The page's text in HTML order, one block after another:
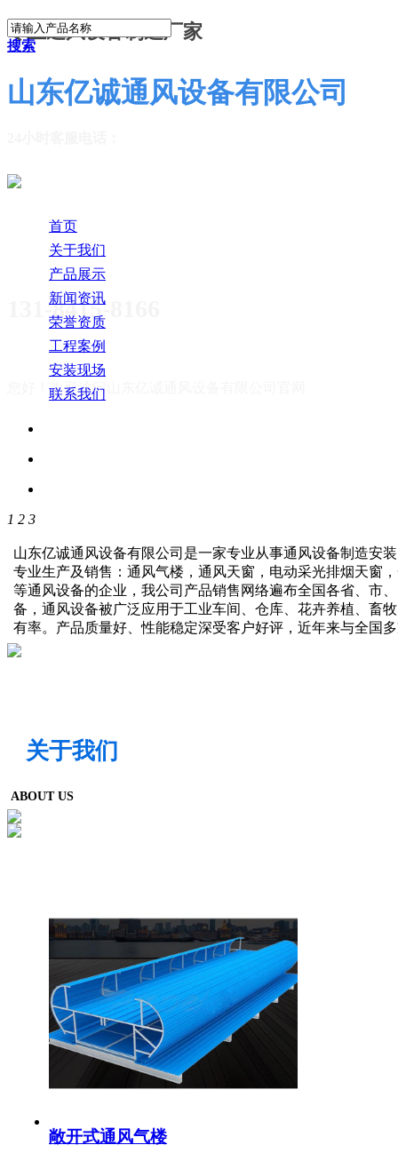
专业通风设备制造厂家
山东亿诚通风设备有限公司
131-8415-8166
您好！欢迎访问
搜索
首页
关于我们
产品展示
新闻资讯
荣誉资质
工程案例
安装现场
联系我们
1 2 3
山东亿诚通风设备有限公司是一家专业从事通风设备制造安
专业生产及销售：通风气楼，通风天窗，电动采光排烟天窗
等通风设备的企业，我公司产品销售网络遍布全国各省、市
备，通风设备被广泛应用于工业车间、仓库、花卉养植、畜
有率。产品质量好、性能稳定深受客户好评，近年来与全国
关于我们
ABOUT US
敞开式通风气楼